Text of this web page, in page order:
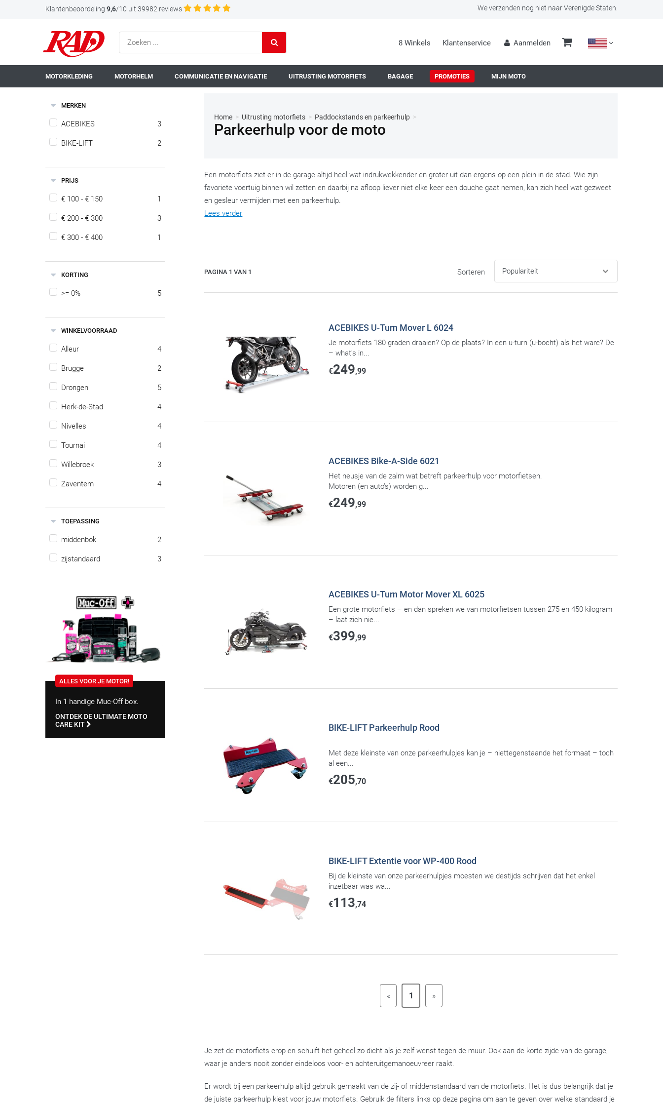
Klantenbeoordeling 9,6/10 uit 39982 reviews We verzenden nog niet naar Verenigde Staten.
8 Winkels Klantenservice Aanmelden
MOTORKLEDING MOTORHELM COMMUNICATIE EN NAVIGATIE UITRUSTING MOTORFIETS BAGAGE PROMOTIES MIJN MOTO
MERKEN
ACEBIKES 3
BIKE-LIFT 2
PRIJS
€ 100 - € 150 1
€ 200 - € 300 3
€ 300 - € 400 1
KORTING
>= 0% 5
WINKELVOORRAAD
Alleur 4
Brugge 2
Drongen 5
Herk-de-Stad 4
Nivelles 4
Tournai 4
Willebroek 3
Zaventem 4
TOEPASSING
middenbok 2
zijstandaard 3
ALLES VOOR JE MOTOR!
In 1 handige Muc-Off box.
ONTDEK DE ULTIMATE MOTO
CARE KIT
Home > Uitrusting motorfiets > Paddockstands en parkeerhulp >
Parkeerhulp voor de moto
Een motorfiets ziet er in de garage altijd heel wat indrukwekkender en groter uit dan ergens op een plein in de stad. Wie zijn
favoriete voertuig binnen wil zetten en daarbij na afloop liever niet elke keer een douche gaat nemen, kan zich heel wat gezweet
en gesleur vermijden met een parkeerhulp.
Lees verder
PAGINA 1 VAN 1 Sorteren
ACEBIKES U-Turn Mover L 6024
Je motorfiets 180 graden draaien? Op de plaats? In een u-turn (u-bocht) als het ware? De
– what's in...
€249,99
ACEBIKES Bike-A-Side 6021
Het neusje van de zalm wat betreft parkeerhulp voor motorfietsen.
Motoren (en auto’s) worden g...
€249,99
ACEBIKES U-Turn Motor Mover XL 6025
Een grote motorfiets – en dan spreken we van motorfietsen tussen 275 en 450 kilogram
– laat zich nie...
€399,99
BIKE-LIFT Parkeerhulp Rood
Met deze kleinste van onze parkeerhulpjes kan je – niettegenstaande het formaat – toch
al een...
€205,70
BIKE-LIFT Extentie voor WP-400 Rood
Bij de kleinste van onze parkeerhulpjes moesten we destijds schrijven dat het enkel
inzetbaar was wa...
€113,74
« 1 »
Je zet de motorfiets erop en schuift het geheel zo dicht als je zelf wenst tegen de muur. Ook aan de korte zijde van de garage,
waar je anders nooit zonder eindeloos voor- en achteruitgemanoeuvreer raakt.
Er wordt bij een parkeerhulp altijd gebruik gemaakt van de zij- of middenstandaard van de motorfiets. Het is dus belangrijk dat je
de juiste parkeerhulp kiest voor jouw motorfiets. Gebruik de filters links op deze pagina om aan te geven over welke standaard je